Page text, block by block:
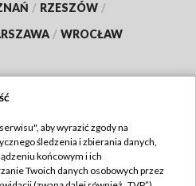
/ RZESZÓW /
/ WROCŁAW
TVP
TVP
aby wyrazić zgody na
śledzenia i zbierania danych,
końcowym i ich
Twoich danych osobowych przez